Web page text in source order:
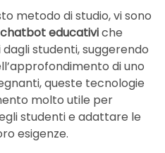
metodo di studio, vi sono
chatbot educativiche
studenti, suggerendo
di uno
queste tecnologie
molto utile per
studenti e adattare le
esigenze.